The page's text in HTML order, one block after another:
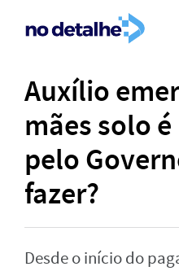
Auxílio
mães solo
pelo
fazer?
Desde o início do